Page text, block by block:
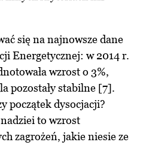
się na najnowsze dane
Energetycznej: w 2014 r.
wzrost o 3%,
pozostały stabilne [7].
początek dysocjacji?
to wzrost
zagrożeń, jakie niesie ze